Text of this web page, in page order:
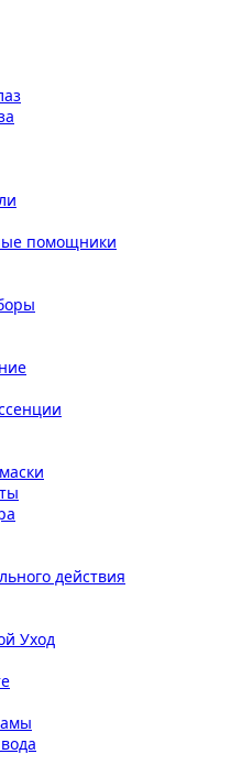
помощники
действия
Уход